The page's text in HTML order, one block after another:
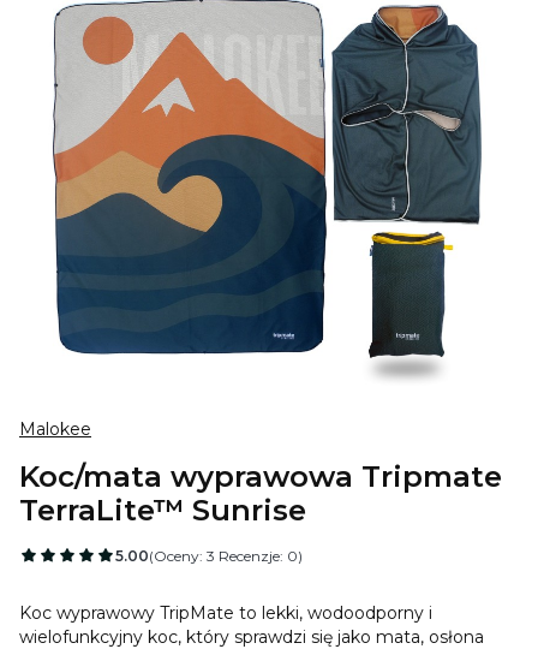
Malokee
Koc/mata wyprawowa Tripmate
TerraLite™ Sunrise
5.00(Oceny: 3 Recenzje: 0)
Koc wyprawowy TripMate to lekki, wodoodporny i
wielofunkcyjny koc, który sprawdzi się jako mata, osłona